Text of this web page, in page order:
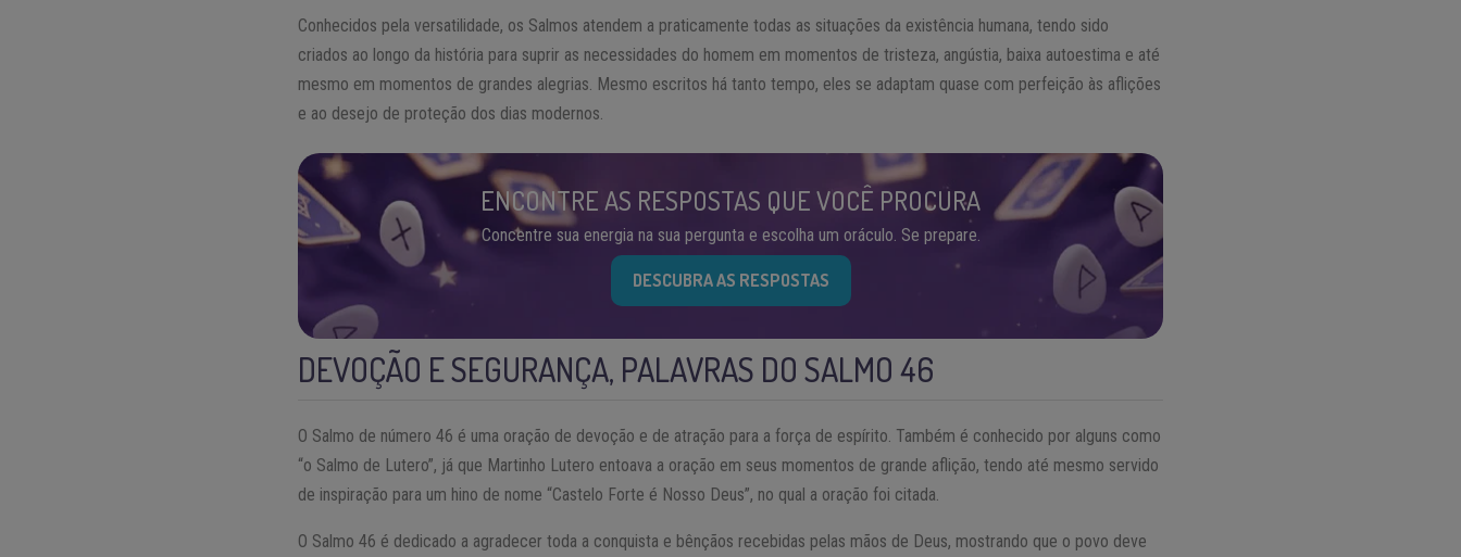
Conhecidos pela versatilidade, os Salmos atendem a praticamente todas as situações da existência humana, tendo sido
criados ao longo da história para suprir as necessidades do homem em momentos de tristeza, angústia, baixa autoestima e até
mesmo em momentos de grandes alegrias. Mesmo escritos há tanto tempo, eles se adaptam quase com perfeição às aflições
e ao desejo de proteção dos dias modernos.
ENCONTRE AS RESPOSTAS QUE VOCÊ PROCURA
Concentre sua energia na sua pergunta e escolha um oráculo. Se prepare.
DESCUBRA AS RESPOSTAS
DEVOÇÃO E SEGURANÇA, PALAVRAS DO SALMO 46
O Salmo de número 46 é uma oração de devoção e de atração para a força de espírito. Também é conhecido por alguns como
“o Salmo de Lutero”, já que Martinho Lutero entoava a oração em seus momentos de grande aflição, tendo até mesmo servido
de inspiração para um hino de nome “Castelo Forte é Nosso Deus”, no qual a oração foi citada.
O Salmo 46 é dedicado a agradecer toda a conquista e bênçãos recebidas pelas mãos de Deus, mostrando que o povo deve